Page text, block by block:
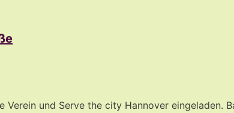
und Serve the city Hannover eingeladen.